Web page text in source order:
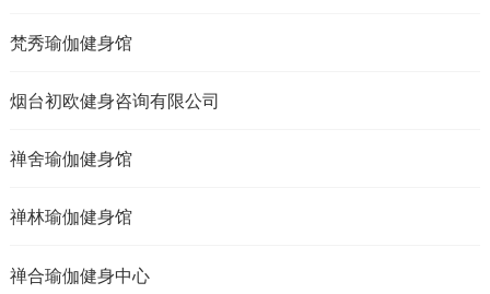
梵秀瑜伽健身馆
烟台初欧健身咨询有限公司
禅舍瑜伽健身馆
禅林瑜伽健身馆
禅合瑜伽健身中心